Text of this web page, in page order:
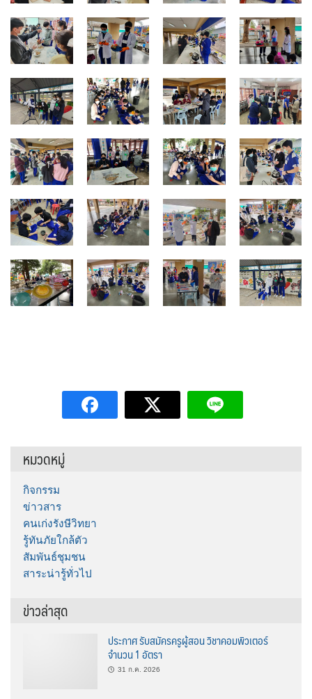
หมวดหมู่
กิจกรรม
ข่าวสาร
คนเก่งรังษีวิทยา
รู้ทันภัยใกล้ตัว
สัมพันธ์ชุมชน
สาระน่ารู้ทั่วไป
ข่าวล่าสุด
ประกาศ รับสมัครครูผู้สอน วิชาคอมพิวเตอร์
จำนวน 1 อัตรา
31 ก.ค. 2026